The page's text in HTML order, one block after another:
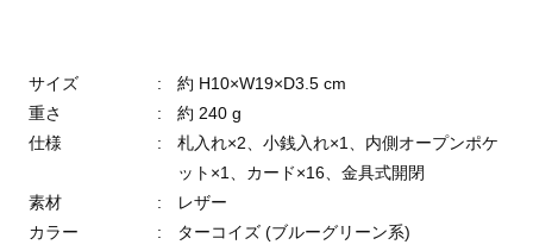
サイズ :
約 H10×W19×D3.5 cm
重さ
:
約 240 g
仕様
:
札入れ×2、小銭入れ×1、内側オープンポケ
ット×1、カード×16、金具式開閉
素材
:
レザー
カラー
:
ターコイズ (ブルーグリーン系)